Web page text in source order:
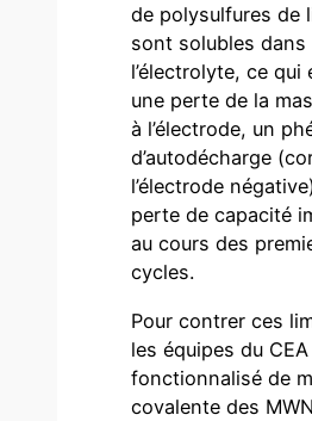
de polysulfures de
sont solubles dans
l’électrolyte, ce qui
une perte de la
à l’électrode, un
d’autodécharge
l’électrode
perte de capacité
au cours des
cycles.
Pour contrer ces
les équipes du
fonctionnalisé de
covalente des